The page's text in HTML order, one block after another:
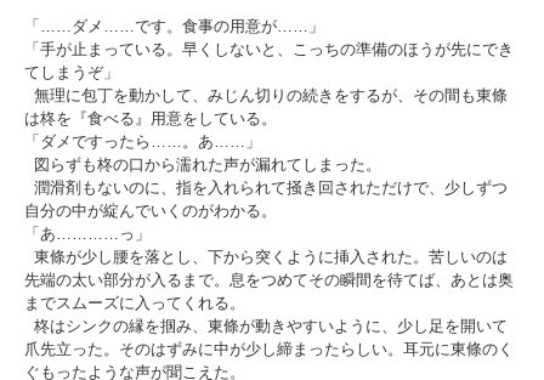
「……ダメ……です。食事の用意が……」
「手が止まっている。早くしないと、こっちの準備のほうが先にでき
てしまうぞ」
無理に包丁を動かして、みじん切りの続きをするが、その間も東條
は柊を『食べる』用意をしている。
「ダメですったら……。あ……」
図らずも柊の口から濡れた声が漏れてしまった。
潤滑剤もないのに、指を入れられて掻き回されただけで、少しずつ
自分の中が綻んでいくのがわかる。
「あ…………っ」
東條が少し腰を落とし、下から突くように挿入された。苦しいのは
先端の太い部分が入るまで。息をつめてその瞬間を待てば、あとは奥
までスムーズに入ってくれる。
柊はシンクの縁を掴み、東條が動きやすいように、少し足を開いて
爪先立った。そのはずみに中が少し締まったらしい。耳元に東條のく
ぐもったような声が聞こえた。